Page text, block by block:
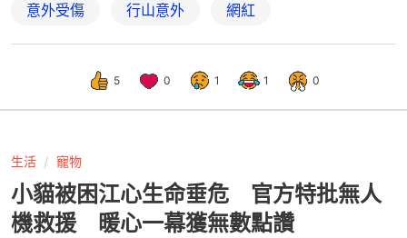
意外受傷 行山意外 網紅
5 0 1 1 0
生活 寵物
小貓被困江心生命垂危 官方特批無人
機救援 暖心一幕獲無數點讚